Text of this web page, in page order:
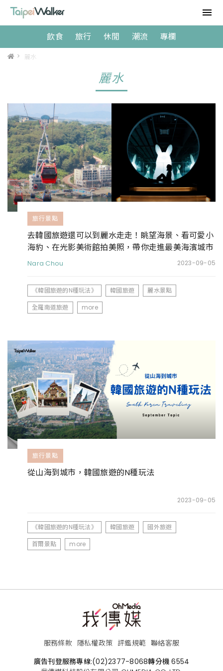
飲食 旅行 休閒 潮流 專欄
> 麗水
麗水
旅行景點
去韓國旅遊還可以到麗水走走！眺望海景、看可愛小
海豹、在光影美術館拍美照，帶你走進最美海濱城市
Nara Chou 2023-09-05
《韓國旅遊的N種玩法》 韓國旅遊
麗水景點
全羅南道旅遊
more
旅行景點
從山海到城市，韓國旅遊的N種玩法
2023-09-05
《韓國旅遊的N種玩法》 韓國旅遊
國外旅遊
首爾景點
more
服務條款 隱私權政策 評鑑規範 聯絡客服
廣告刊登服務專線:(02)2377-8068轉分機 6554